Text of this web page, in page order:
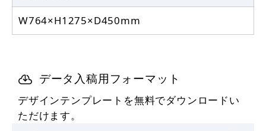
W764×H1275×D450mm
データ入稿用フォーマット
デザインテンプレートを無料でダウンロードい
ただけます。